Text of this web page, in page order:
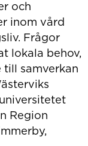
och
inom vård
Frågor
lokala behov,
samverkan
Region